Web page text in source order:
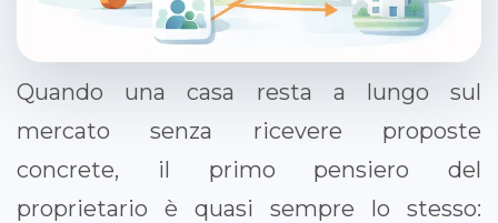
Quando una casa resta a lungo sul
mercato senza ricevere proposte
concrete, il primo pensiero del
proprietario è quasi sempre lo stesso: